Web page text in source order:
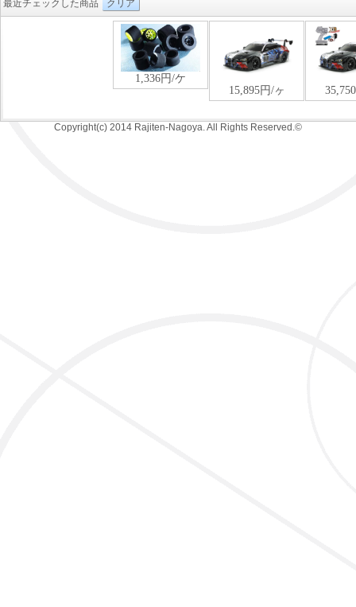
最近チェックした商品 クリア
Copyright(c) 2014 Rajiten-Nagoya. All Rights Reserved.©